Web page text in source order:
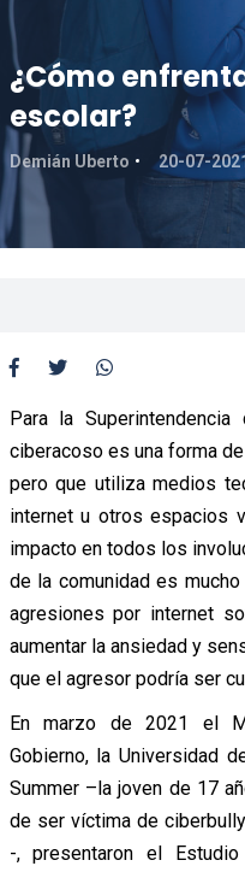
¿Cómo
escolar?
Demián Uberto 20-07-
Para la
ciberacoso es una forma
pero que utiliza medios
internet u otros espacios
impacto en todos los
de la comunidad es
agresiones por internet
aumentar la ansiedad y
que el agresor podría ser
En marzo de 2021 el
Gobierno, la Universidad
Summer –la joven de 17
de ser víctima de
-, presentaron el